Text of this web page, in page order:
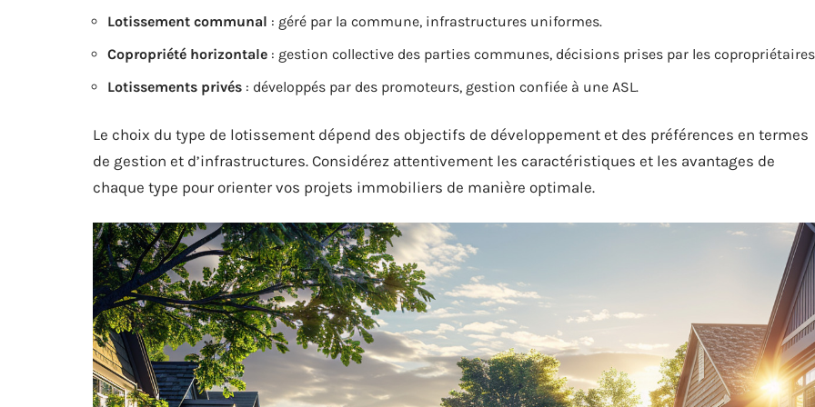
Lotissement communal : géré par la commune, infrastructures uniformes.
Copropriété horizontale : gestion collective des parties communes, décisions prises par les
Lotissements privés : développés par des promoteurs, gestion confiée à une ASL.
Le choix du type de lotissement dépend des objectifs de développement et des préférences en termes
de gestion et d’infrastructures. Considérez attentivement les caractéristiques et les avantages de
chaque type pour orienter vos projets immobiliers de manière optimale.